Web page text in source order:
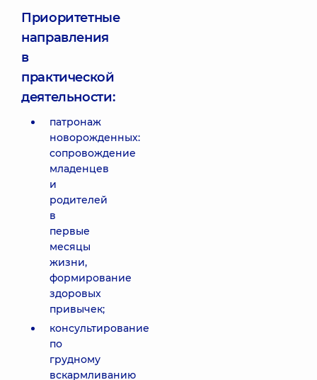
Приоритетные
направления
в
практической
деятельности:
патронаж
новорожденных:
сопровождение
младенцев
и
родителей
в
первые
месяцы
жизни,
формирование
здоровых
привычек;
консультирование
по
грудному
вскармливанию